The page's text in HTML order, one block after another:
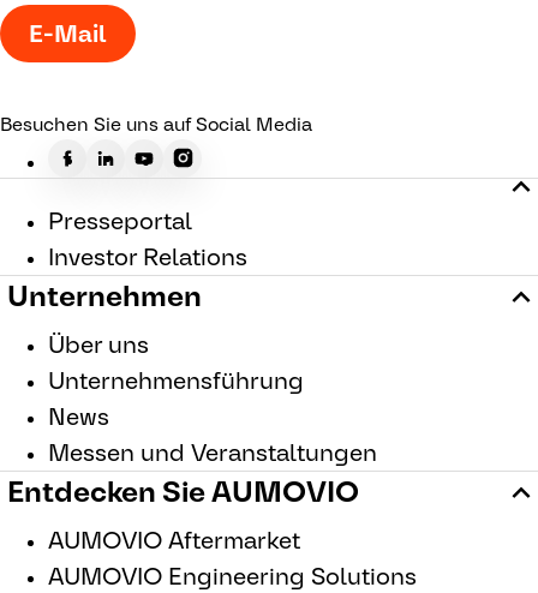
E-Mail
Besuchen Sie uns auf Social Media
Presseportal
Investor Relations
Unternehmen
Über uns
Unternehmensführung
News
Messen und Veranstaltungen
Entdecken Sie AUMOVIO
AUMOVIO Aftermarket
AUMOVIO Engineering Solutions